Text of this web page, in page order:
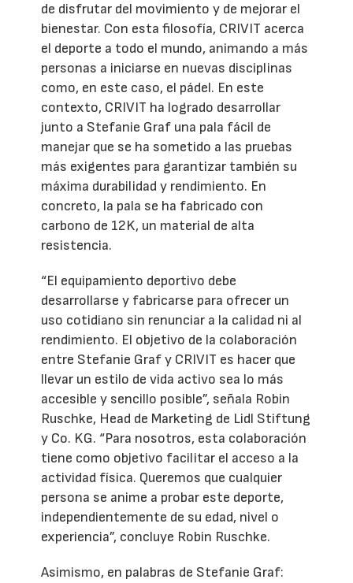
de disfrutar del movimiento y de mejorar el
bienestar. Con esta filosofía, CRIVIT acerca
el deporte a todo el mundo, animando a más
personas a iniciarse en nuevas disciplinas
como, en este caso, el pádel. En este
contexto, CRIVIT ha logrado desarrollar
junto a Stefanie Graf una pala fácil de
manejar que se ha sometido a las pruebas
más exigentes para garantizar también su
máxima durabilidad y rendimiento. En
concreto, la pala se ha fabricado con
carbono de 12K, un material de alta
resistencia.
“El equipamiento deportivo debe
desarrollarse y fabricarse para ofrecer un
uso cotidiano sin renunciar a la calidad ni al
rendimiento. El objetivo de la colaboración
entre Stefanie Graf y CRIVIT es hacer que
llevar un estilo de vida activo sea lo más
accesible y sencillo posible”, señala Robin
Ruschke, Head de Marketing de Lidl Stiftung
y Co. KG. “Para nosotros, esta colaboración
tiene como objetivo facilitar el acceso a la
actividad física. Queremos que cualquier
persona se anime a probar este deporte,
independientemente de su edad, nivel o
experiencia”, concluye Robin Ruschke.
Asimismo, en palabras de Stefanie Graf: